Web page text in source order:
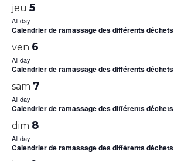
jeu 5
All day
Calendrier de ramassage des différents déchets
ven 6
All day
Calendrier de ramassage des différents déchets
sam 7
All day
Calendrier de ramassage des différents déchets
dim 8
All day
Calendrier de ramassage des différents déchets